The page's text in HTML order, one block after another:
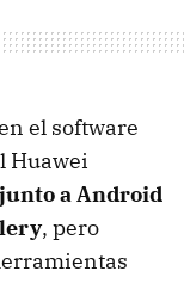
el software
Huawei
a Android
, pero